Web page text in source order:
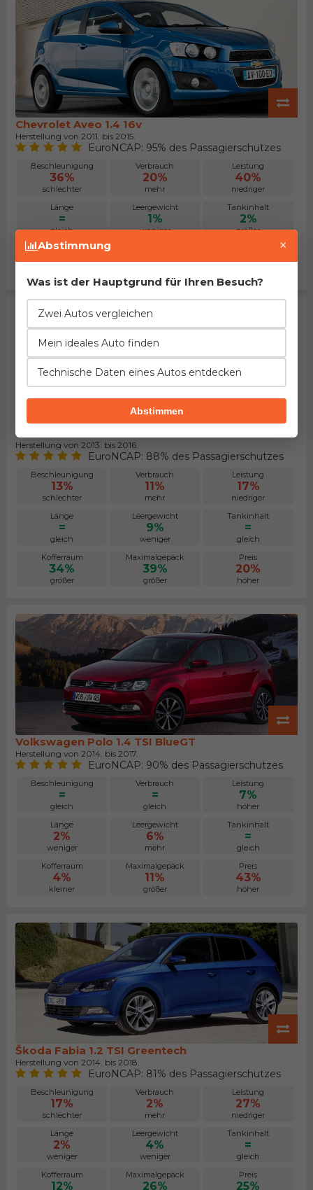
Chevrolet Aveo 1.4 16v
Herstellung von 2011. bis 2015.
EuroNCAP: 95% des Passagierschutzes
Beschleunigung
36%
schlechter
Verbrauch
20%
mehr
Leistung
40%
niedriger
Länge
=
gleich
Leergewicht
1%
weniger
Tankinhalt
2%
größer
Kofferraum
1% 30% 54%
Renault Clio 1.2 16v TCe GT
Herstellung von 2013. bis 2016.
EuroNCAP: 88% des Passagierschutzes
Beschleunigung
13%
schlechter
Verbrauch
11%
mehr
Leistung
17%
niedriger
Länge
=
gleich
Leergewicht
9%
weniger
Tankinhalt
=
gleich
Kofferraum
34%
größer
Maximalgepäck
39%
größer
Preis
20%
höher
Volkswagen Polo 1.4 TSI BlueGT
Herstellung von 2014. bis 2017.
EuroNCAP: 90% des Passagierschutzes
Beschleunigung
=
gleich
Verbrauch
=
gleich
Leistung
7%
höher
Länge
2%
weniger
Leergewicht
6%
mehr
Tankinhalt
=
gleich
Kofferraum
4%
kleiner
Maximalgepäck
11%
größer
Preis
43%
höher
Škoda Fabia 1.2 TSI Greentech
Herstellung von 2014. bis 2018.
EuroNCAP: 81% des Passagierschutzes
Beschleunigung
17%
schlechter
Verbrauch
2%
mehr
Leistung
27%
niedriger
Länge
2%
weniger
Leergewicht
4%
weniger
Tankinhalt
=
gleich
Kofferraum
12%
Maximalgepäck
26%
Preis
25%
Abstimmung ×
Was ist der Hauptgrund für Ihren Besuch?
Zwei Autos vergleichen
Mein ideales Auto finden
Technische Daten eines Autos entdecken
Abstimmen